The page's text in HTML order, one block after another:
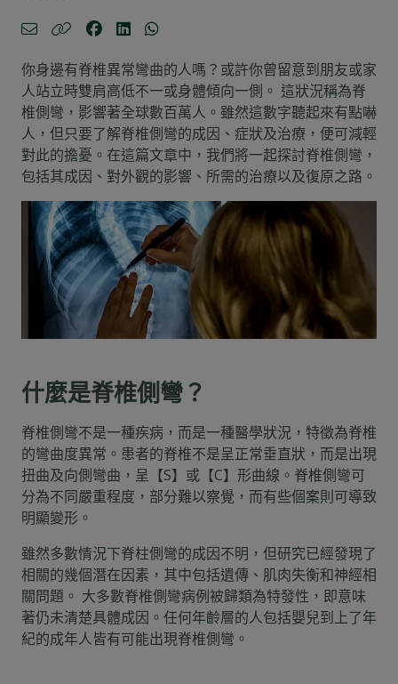
你身邊有脊椎異常彎曲的人嗎？或許你曾留意到朋友或家
人站立時雙肩高低不一或身體傾向一側。 這狀況稱為脊
椎側彎，影響著全球數百萬人。雖然這數字聽起來有點嚇
人，但只要了解脊椎側彎的成因、症狀及治療，便可減輕
對此的擔憂。在這篇文章中，我們將一起探討脊椎側彎，
包括其成因、對外觀的影響、所需的治療以及復原之路。
什麼是脊椎側彎？
脊椎側彎不是一種疾病，而是一種醫學狀況，特徵為脊椎
的彎曲度異常。患者的脊椎不是呈正常垂直狀，而是出現
扭曲及向側彎曲，呈【S】或【C】形曲線。脊椎側彎可
分為不同嚴重程度，部分難以察覺，而有些個案則可導致
明顯變形。
雖然多數情況下脊柱側彎的成因不明，但研究已經發現了
相關的幾個潛在因素，其中包括遺傳、肌肉失衡和神經相
關問題。 大多數脊椎側彎病例被歸類為特發性，即意味
著仍未清楚具體成因。任何年齡層的人包括嬰兒到上了年
紀的成年人皆有可能出現脊椎側彎。